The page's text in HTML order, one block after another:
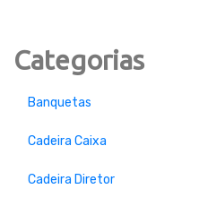
Categorias
Banquetas
Cadeira Caixa
Cadeira Diretor